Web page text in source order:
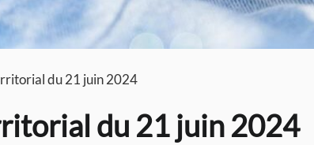
du 21 juin 2024
du 21 juin 2024